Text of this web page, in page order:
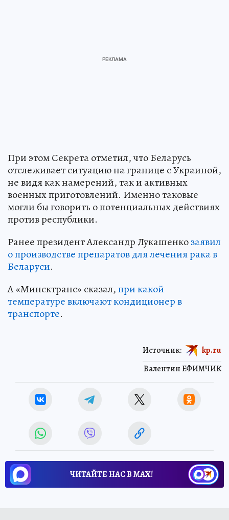
При этом Секрета отметил, что Беларусь
отслеживает ситуацию на границе с Украиной,
не видя как намерений, так и активных
военных приготовлений. Именно таковые
могли бы говорить о потенциальных действиях
против республики.
Ранее президент Александр Лукашенкозаявил
о производстве препаратов для лечения рака в
Беларуси.
А «Минсктранс» сказал,при какой
температуре включают кондиционер в
транспорте.
Валентин ЕФИМЧИК
Источник: kp.ru
ЧИТАЙТЕ НАС В МАХ!